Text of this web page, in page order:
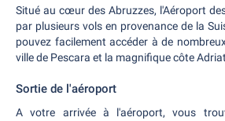
Situé au cœur des Abruzzes, l'Aéroport
par plusieurs vols en provenance de la
pouvez facilement accéder à de
ville de Pescara et la magnifique côte
Sortie de l'aéroport
A votre arrivée à l'aéroport, vous